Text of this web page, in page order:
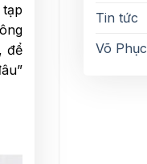
để
Tin tức
Võ Phục